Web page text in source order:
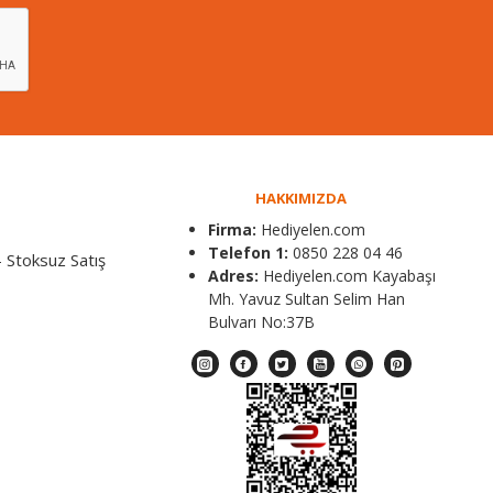
Satış
HAKKIMIZDA
Firma: Hediyelen.com
Telefon 1: 0850 228 04 46
Adres: Hediyelen.com Kayabaşı
Mh. Yavuz Sultan Selim Han
Bulvarı No:37B